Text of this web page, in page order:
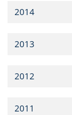
2014
2013
2012
2011